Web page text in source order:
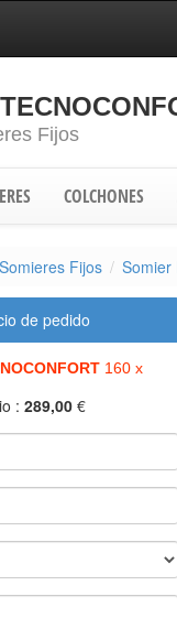
Fijos
COLCHONES
Somieres Fijos Somier
de pedido
160 x
: 289,00 €